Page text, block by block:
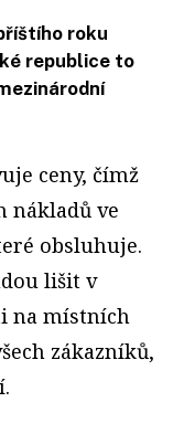
roku
republice to
ceny, čímž
nákladů ve
obsluhuje.
lišit v
na místních
zákazníků,